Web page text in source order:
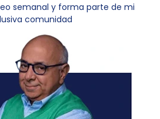
semanal y forma parte de mi
comunidad